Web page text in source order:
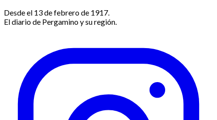
Desde el 13 de febrero de 1917.
El diario de Pergamino y su región.